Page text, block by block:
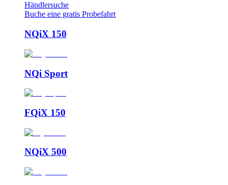
Händlersuche
Buche eine gratis Probefahrt
NQiX 150
NQi Sport
FQiX 150
NQiX 500